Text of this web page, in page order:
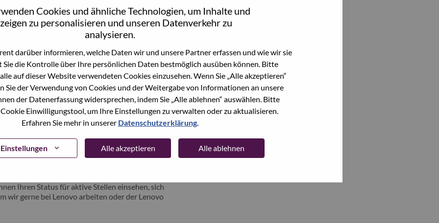
Cookies und ähnliche Technologien, um Inhalte und
zu personalisieren und unseren Datenverkehr zu
analysieren.
darüber informieren, welche Daten wir und unsere Partner erfassen und wie wir sie
Sie die Kontrolle über Ihre persönlichen Daten bestmöglich ausüben können. Bitte
auf dieser Website verwendeten Cookies einzusehen. Wenn Sie „Alle akzeptieren“
Sie der Verwendung von Cookies und der Weitergabe von Informationen an unsere
der Datenerfassung widersprechen, indem Sie „Alle ablehnen“ auswählen. Bitte
Cookie Einwilligungstool, um Ihre Einstellungen zu verwalten oder zu aktualisieren.
Erfahren Sie mehr in unserer Datenschutzerklärung.
Alle akzeptieren Alle ablehnen
beworben haben, haben wir Ihre E-Mail in
"Passwort vergessen", um Ihr Passwort
bei der Registrierung als neuer Benutzer haben,
hrsupport@lenovo.com nd teilen Sie uns die
Screenshots mit. Bitte geben Sie in der
an. Ein Mitglied unseres Teams wird sich nach
vorstellen zu können, auf der Sie von
Ihren Status für aktive Stellen einsehen, sich
wir gerne bei Lenovo arbeiten oder der Lenovo